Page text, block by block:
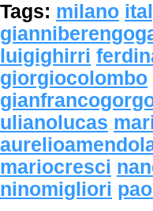
Tags: milano
luigighirri
giorgiocolombo
ulianolucas
mariocresci
ninomigliori